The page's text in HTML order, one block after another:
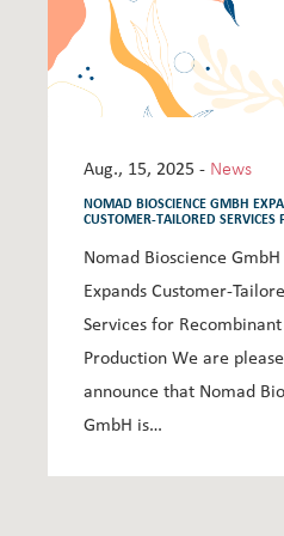
Aug., 15, 2025 - News
NOMAD BIOSCIENCE GMBH
CUSTOMER-TAILORED SERVICES
Nomad Bioscience GmbH
Expands Customer-
Services for
Production We are
announce that Nomad
GmbH is…